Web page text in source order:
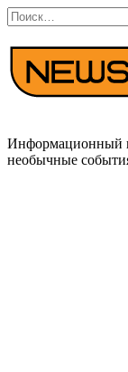
Перейти
к
содержанию
Search
for:
Информационный
необычные